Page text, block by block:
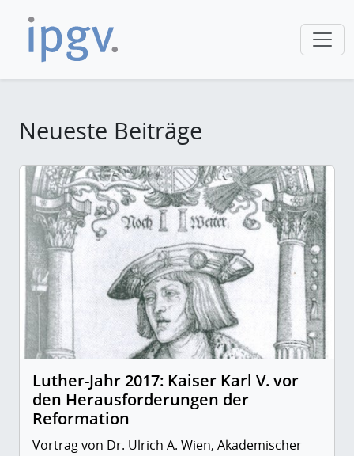
Neueste Beiträge
Luther-Jahr 2017: Kaiser Karl V. vor
den Herausforderungen der
Reformation
Vortrag von Dr. Ulrich A. Wien, Akademischer